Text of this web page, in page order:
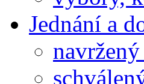
Jednání a